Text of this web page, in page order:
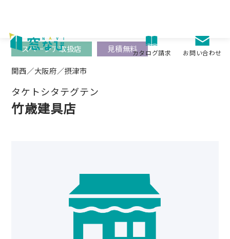
content
カタログ請求 お問い合わせ
関西／大阪府／摂津市
タケトシタテグテン
竹歳建具店
スペーシア取扱店 見積無料